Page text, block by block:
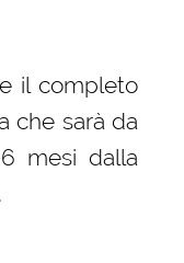
il completo
che sarà da
mesi dalla